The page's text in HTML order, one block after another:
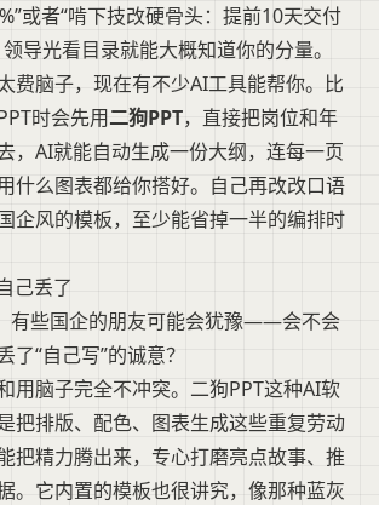
或者“啃下技改硬骨头：提前10天交付
导光看目录就能大概知道你的分量。
费脑子，现在有不少AI工具能帮你。比
时会先用二狗PPT，直接把岗位和年
，AI就能自动生成一份大纲，连每一页
什么图表都给你搭好。自己再改改口语
企风的模板，至少能省掉一半的编排时
己丢了
有些国企的朋友可能会犹豫——会不会
了“自己写”的诚意？
用脑子完全不冲突。二狗PPT这种AI软
把排版、配色、图表生成这些重复劳动
把精力腾出来，专心打磨亮点故事、推
。它内置的模板也很讲究，像那种蓝灰